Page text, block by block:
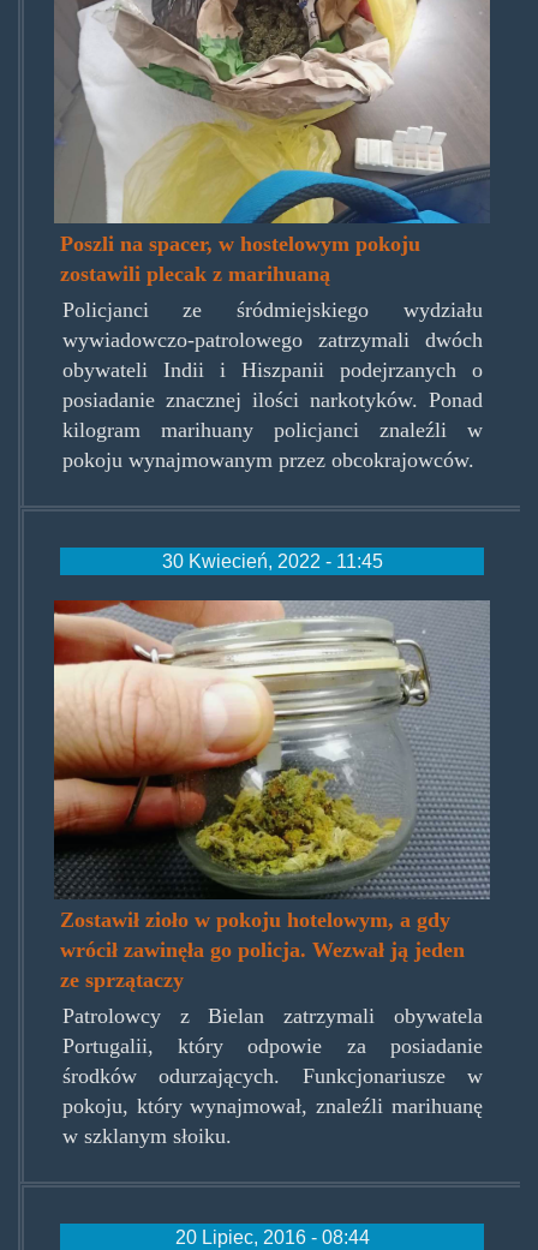
Poszli na spacer, w hostelowym pokoju
zostawili plecak z marihuaną
Policjanci ze śródmiejskiego wydziału
wywiadowczo-patrolowego zatrzymali dwóch
obywateli Indii i Hiszpanii podejrzanych o
posiadanie znacznej ilości narkotyków. Ponad
kilogram marihuany policjanci znaleźli w
pokoju wynajmowanym przez obcokrajowców.
30 Kwiecień, 2022 - 11:45
marihuana-
warszawa-
hotel.jpg
Zostawił zioło w pokoju hotelowym, a gdy
wrócił zawinęła go policja. Wezwał ją jeden
ze sprzątaczy
Patrolowcy z Bielan zatrzymali obywatela
Portugalii, który odpowie za posiadanie
środków odurzających. Funkcjonariusze w
pokoju, który wynajmował, znaleźli marihuanę
w szklanym słoiku.
20 Lipiec, 2016 - 08:44